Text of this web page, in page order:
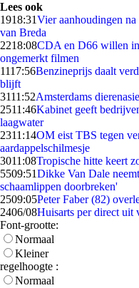
Lees ook
1918:31Vier aanhoudingen
van Breda
2218:08CDA en D66 willen
ongemerkt filmen
1117:56Benzineprijs daalt
blijft
3111:52Amsterdams
2511:46Kabinet geeft
laagwater
2311:14OM eist TBS tegen
aardappelschilmesje
3011:08Tropische hitte keert
5509:51Dikke Van Dale
schaamlippen doorbreken'
2509:05Peter Faber (82)
2406/08Huisarts per direct uit
Font-grootte:
Normaal
Kleiner
regelhoogte :
Normaal